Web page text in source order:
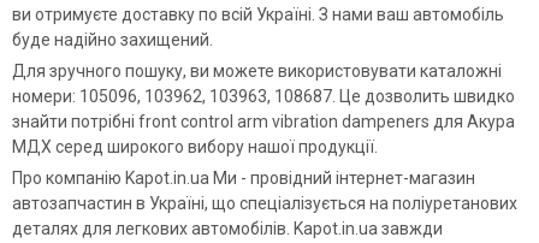
ви отримуєте доставку по всій Україні. З нами ваш автомобіль
буде надійно захищений.
Для зручного пошуку, ви можете використовувати каталожні
номери: 105096, 103962, 103963, 108687. Це дозволить швидко
знайти потрібні front control arm vibration dampeners для Акура
МДХ серед широкого вибору нашої продукції.
Про компанію Kapot.in.ua Ми - провідний інтернет-магазин
автозапчастин в Україні, що спеціалізується на поліуретанових
деталях для легкових автомобілів. Kapot.in.ua завжди